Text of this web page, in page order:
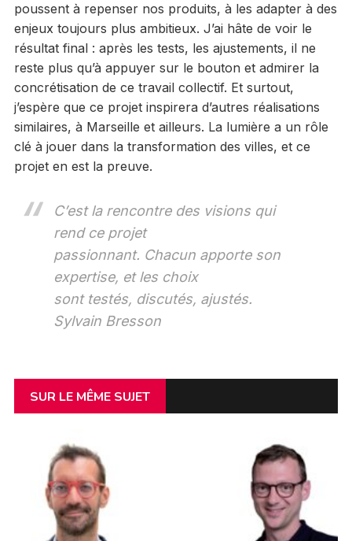
poussent à repenser nos produits, à les adapter à des
enjeux toujours plus ambitieux. J’ai hâte de voir le
résultat final : après les tests, les ajustements, il ne
reste plus qu’à appuyer sur le bouton et admirer la
concrétisation de ce travail collectif. Et surtout,
j’espère que ce projet inspirera d’autres réalisations
similaires, à Marseille et ailleurs. La lumière a un rôle
clé à jouer dans la transformation des villes, et ce
projet en est la preuve.
C’est la rencontre des visions qui
rend ce projet
passionnant. Chacun apporte son
expertise, et les choix
sont testés, discutés, ajustés.
Sylvain Bresson
SUR LE MÊME SUJET